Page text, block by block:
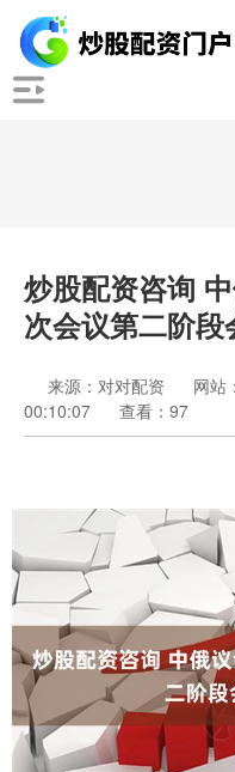
炒股配资咨询
次会议第二阶
来源：对对配资 网站
00:10:07
查看：97